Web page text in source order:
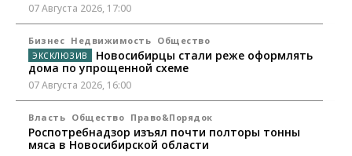
07 Августа 2026, 17:00
Бизнес Недвижимость Общество
Новосибирцы стали реже оформлять
дома по упрощенной схеме
07 Августа 2026, 16:00
Власть Общество Право&Порядок
Роспотребнадзор изъял почти полторы тонны
мяса в Новосибирской области